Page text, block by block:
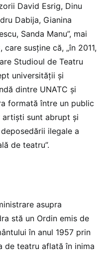
David Esrig, Dinu
Dabija, Gianina
Sanda Manu”, mai
susține că, „în 2011,
Studioul de Teatru
universității și
dintre UNATC și
formată între un public
sunt abrupt și
ilegale a
de teatru”.
asupra
stă un Ordin emis de
în anul 1957 prin
de teatru aflată în inima